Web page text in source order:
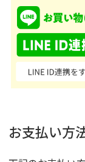
お支払い方